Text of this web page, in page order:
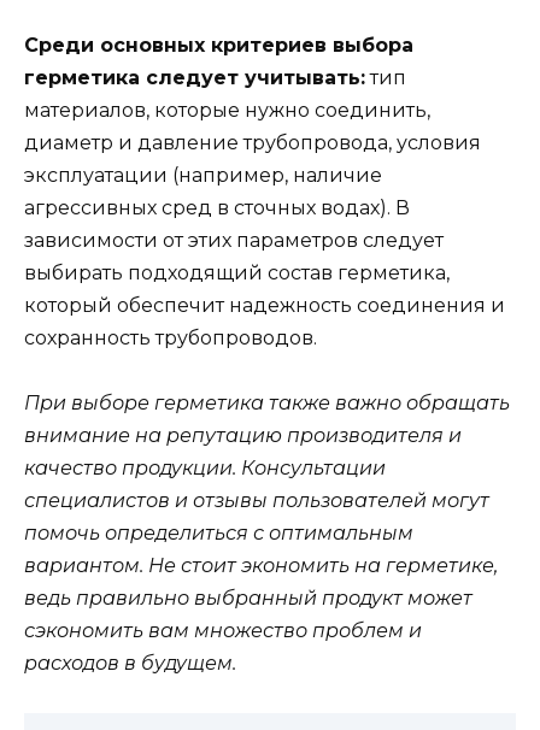
Среди основных критериев выбора
герметика следует учитывать:тип
материалов, которые нужно соединить,
диаметр и давление трубопровода, условия
эксплуатации (например, наличие
агрессивных сред в сточных водах). В
зависимости от этих параметров следует
выбирать подходящий состав герметика,
который обеспечит надежность соединения и
сохранность трубопроводов.
При выборе герметика также важно обращать
внимание на репутацию производителя и
качество продукции. Консультации
специалистов и отзывы пользователей могут
помочь определиться с оптимальным
вариантом. Не стоит экономить на герметике,
ведь правильно выбранный продукт может
сэкономить вам множество проблем и
расходов в будущем.